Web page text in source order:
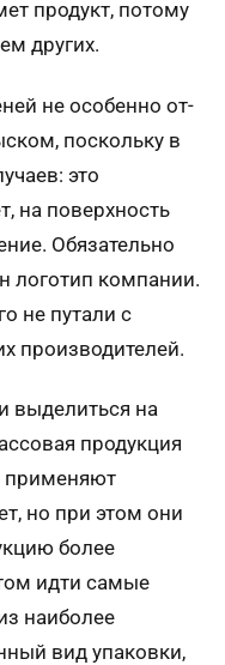
продукт, потому
других.
не особенно от­
поскольку в
это
на поверхность
Обя­зательно
логотип компании.
не путали с
производителей.
выделиться на
продук­ция
применяют
но при этом они
более
идти самые
наиболее
вид упаковки,